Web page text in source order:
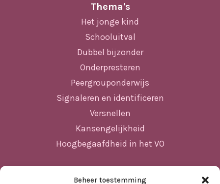
Beheer toestemming
Thema's
Het jonge kind
Schooluitval
Dubbel bijzonder
Onderpresteren
Peergrouponderwijs
Signaleren en identificeren
Versnellen
Kansengelijkheid
Hoogbegaafdheid in het VO